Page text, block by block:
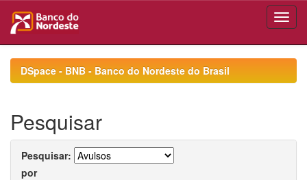
navigationDSpace - BNB - Banco do Nordeste do Brasil
Pesquisar
Pesquisar:
por